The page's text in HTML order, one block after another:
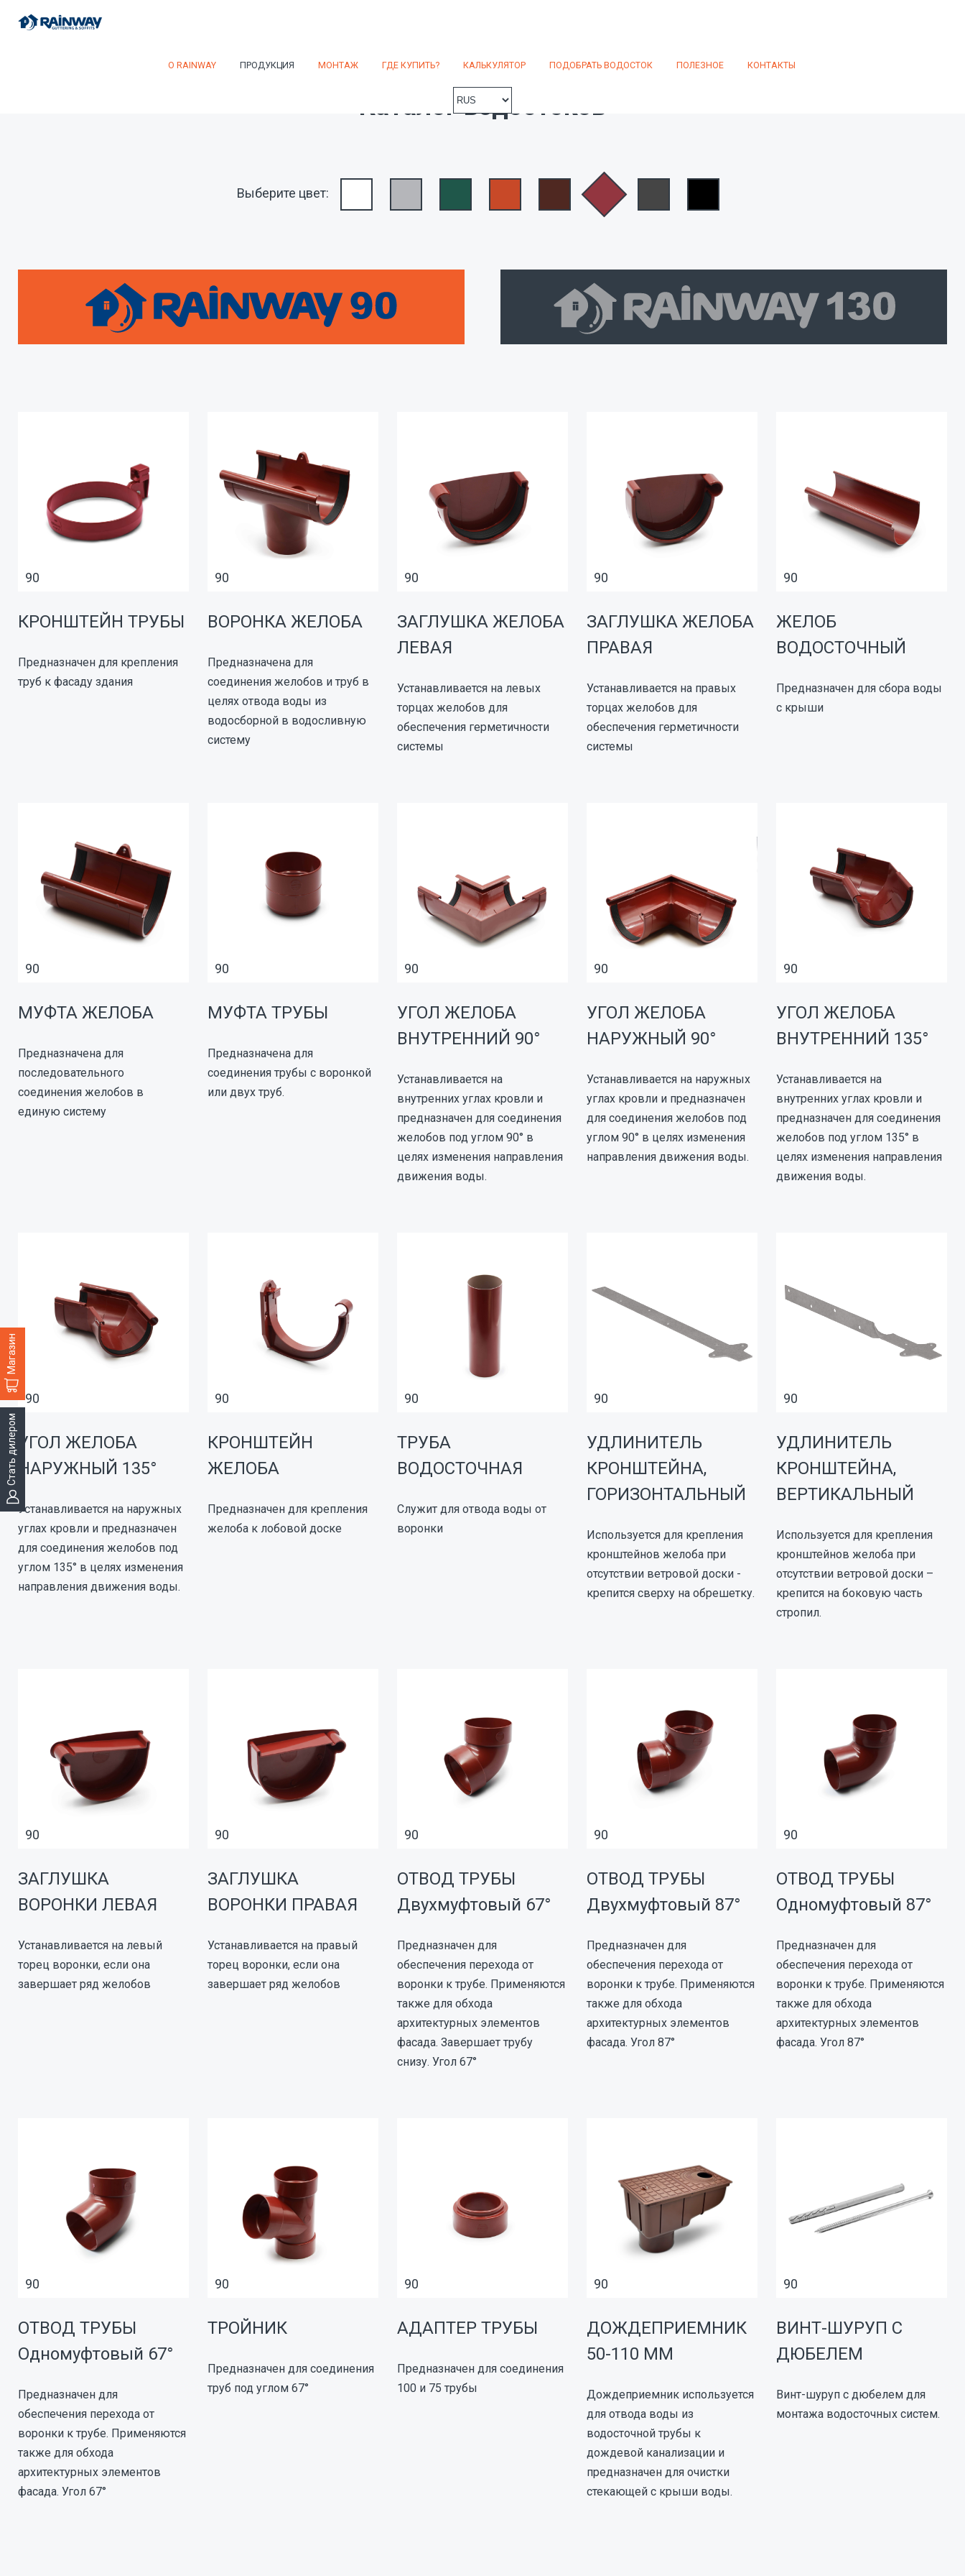
О RAINWAY ПРОДУКЦИЯ МОНТАЖ ГДЕ КУПИТЬ? КАЛЬКУЛЯТОР ПОДОБРАТЬ ВОДОСТОК ПОЛЕЗНОЕ КОНТАКТЫ
Стать дилером
Магазин
Каталог водостоков
Выберите цвет:
90
КРОНШТЕЙН ТРУБЫ
Предназначен для крепления
труб к фасаду здания
90
ВОРОНКА ЖЕЛОБА
Предназначена для
соединения желобов и труб в
целях отвода воды из
водосборной в водосливную
систему
90
ЗАГЛУШКА ЖЕЛОБА
ЛЕВАЯ
Устанавливается на левых
торцах желобов для
обеспечения герметичности
системы
90
ЗАГЛУШКА ЖЕЛОБА
ПРАВАЯ
Устанавливается на правых
торцах желобов для
обеспечения герметичности
системы
90
ЖЕЛОБ
ВОДОСТОЧНЫЙ
Предназначен для сбора воды
с крыши
90
МУФТА ЖЕЛОБА
Предназначена для
последовательного
соединения желобов в
единую систему
90
МУФТА ТРУБЫ
Предназначена для
соединения трубы с воронкой
или двух труб.
90
УГОЛ ЖЕЛОБА
ВНУТРЕННИЙ 90°
Устанавливается на
внутренних углах кровли и
предназначен для соединения
желобов под углом 90° в
целях изменения направления
движения воды.
90
УГОЛ ЖЕЛОБА
НАРУЖНЫЙ 90°
Устанавливается на наружных
углах кровли и предназначен
для соединения желобов под
углом 90° в целях изменения
направления движения воды.
90
УГОЛ ЖЕЛОБА
ВНУТРЕННИЙ 135°
Устанавливается на
внутренних углах кровли и
предназначен для соединения
желобов под углом 135° в
целях изменения направления
движения воды.
90
УГОЛ ЖЕЛОБА
НАРУЖНЫЙ 135°
Устанавливается на наружных
углах кровли и предназначен
для соединения желобов под
углом 135° в целях изменения
направления движения воды.
90
КРОНШТЕЙН
ЖЕЛОБА
Предназначен для крепления
желоба к лобовой доске
90
ТРУБА
ВОДОСТОЧНАЯ
Служит для отвода воды от
воронки
90
УДЛИНИТЕЛЬ
КРОНШТЕЙНА,
ГОРИЗОНТАЛЬНЫЙ
Используется для крепления
кронштейнов желоба при
отсутствии ветровой доски -
крепится сверху на обрешетку.
90
УДЛИНИТЕЛЬ
КРОНШТЕЙНА,
ВЕРТИКАЛЬНЫЙ
Используется для крепления
кронштейнов желоба при
отсутствии ветровой доски –
крепится на боковую часть
стропил.
90
ЗАГЛУШКА
ВОРОНКИ ЛЕВАЯ
Устанавливается на левый
торец воронки, если она
завершает ряд желобов
90
ЗАГЛУШКА
ВОРОНКИ ПРАВАЯ
Устанавливается на правый
торец воронки, если она
завершает ряд желобов
90
ОТВОД ТРУБЫ
Двухмуфтовый 67°
Предназначен для
обеспечения перехода от
воронки к трубе. Применяются
также для обхода
архитектурных элементов
фасада. Завершает трубу
снизу. Угол 67°
90
ОТВОД ТРУБЫ
Двухмуфтовый 87°
Предназначен для
обеспечения перехода от
воронки к трубе. Применяются
также для обхода
архитектурных элементов
фасада. Угол 87°
90
ОТВОД ТРУБЫ
Одномуфтовый 87°
Предназначен для
обеспечения перехода от
воронки к трубе. Применяются
также для обхода
архитектурных элементов
фасада. Угол 87°
90
ОТВОД ТРУБЫ
Одномуфтовый 67°
Предназначен для
обеспечения перехода от
воронки к трубе. Применяются
также для обхода
архитектурных элементов
фасада. Угол 67°
90
ТРОЙНИК
Предназначен для соединения
труб под углом 67°
90
АДАПТЕР ТРУБЫ
Предназначен для соединения
100 и 75 трубы
90
ДОЖДЕПРИЕМНИК
50-110 ММ
Дождеприемник используется
для отвода воды из
водосточной трубы к
дождевой канализации и
предназначен для очистки
стекающей с крыши воды.
90
ВИНТ-ШУРУП С
ДЮБЕЛЕМ
Винт-шуруп с дюбелем для
монтажа водосточных систем.